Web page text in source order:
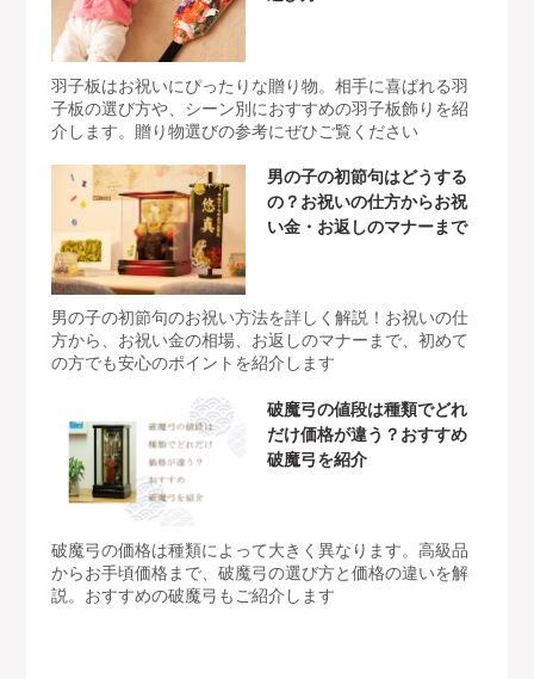
羽子板はお祝いにぴったりな贈り物。相手に喜ばれる羽
子板の選び方や、シーン別におすすめの羽子板飾りを紹
介します。贈り物選びの参考にぜひご覧ください
男の子の初節句はどうする
の？お祝いの仕方からお祝
い金・お返しのマナーまで
男の子の初節句のお祝い方法を詳しく解説！お祝いの仕
方から、お祝い金の相場、お返しのマナーまで、初めて
の方でも安心のポイントを紹介します
破魔弓の値段は種類でどれ
だけ価格が違う？おすすめ
破魔弓を紹介
破魔弓の価格は種類によって大きく異なります。高級品
からお手頃価格まで、破魔弓の選び方と価格の違いを解
説。おすすめの破魔弓もご紹介します